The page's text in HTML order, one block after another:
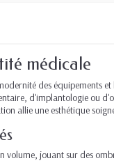
médicale
des équipements
d'implantologie ou
allie une esthétique
jouant sur des